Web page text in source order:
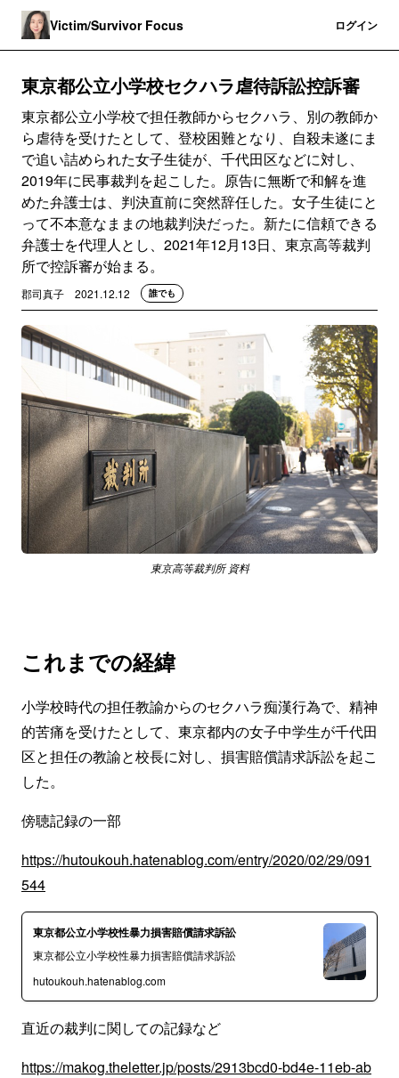
Victim/Survivor Focus ログイン
東京都公立小学校セクハラ虐待訴訟控訴審
東京都公立小学校で担任教師からセクハラ、別の教師か
ら虐待を受けたとして、登校困難となり、自殺未遂にま
で追い詰められた女子生徒が、千代田区などに対し、
2019年に民事裁判を起こした。原告に無断で和解を進
めた弁護士は、判決直前に突然辞任した。女子生徒にと
って不本意なままの地裁判決だった。新たに信頼できる
弁護士を代理人とし、2021年12月13日、東京高等裁判
所で控訴審が始まる。
郡司真子 2021.12.12 誰でも
東京高等裁判所 資料
これまでの経緯
小学校時代の担任教諭からのセクハラ痴漢行為で、精神
的苦痛を受けたとして、東京都内の女子中学生が千代田
区と担任の教諭と校長に対し、損害賠償請求訴訟を起こ
した。
傍聴記録の一部
https://hutoukouh.hatenablog.com/entry/2020/02/29/091
544
東京都公立小学校性暴力損害賠償請求訴訟
東京都公立小学校性暴力損害賠償請求訴訟
hutoukouh.hatenablog.com
直近の裁判に関しての記録など
https://makog.theletter.jp/posts/2913bcd0-bd4e-11eb-ab